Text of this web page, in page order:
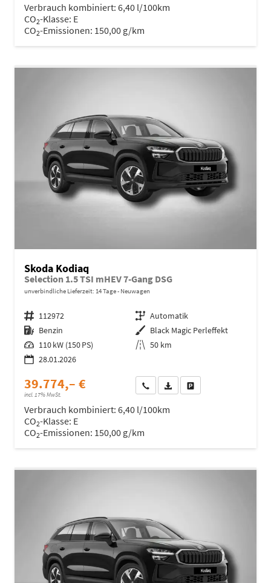
Verbrauch kombiniert: 6,40 l/100km
CO2-Klasse: E
CO2-Emissionen: 150,00 g/km
Skoda Kodiaq
Selection 1.5 TSI mHEV 7-Gang DSG
unverbindliche Lieferzeit: 14 Tage Neuwagen
Fahrzeugnr. 112972 Getriebe Automatik
Kraftstoff Benzin Außenfarbe Black Magic Perleffekt
Leistung 110 kW (150 PS) Kilometerstand 50 km
28.01.2026
39.774,– €
incl. 17% MwSt.
Wir rufen Sie anFahrzeugexposé (PDF)
Verbrauch kombiniert: 6,40 l/100km
CO2-Klasse: E
CO2-Emissionen: 150,00 g/km